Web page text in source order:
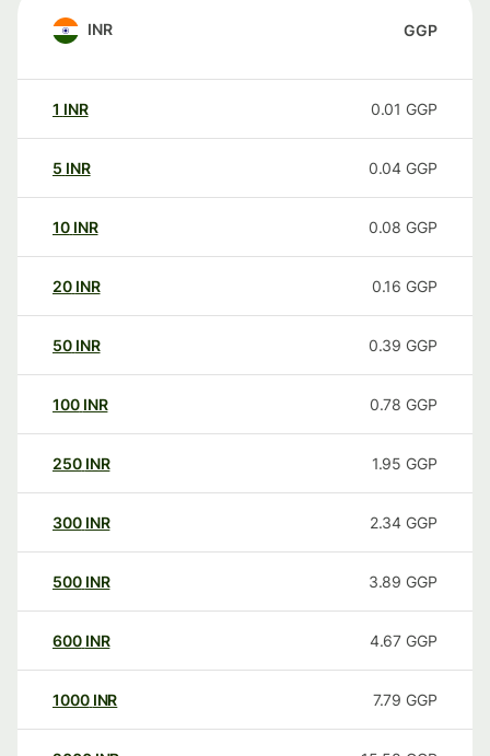
INR GGP
1 INR 0.01 GGP
5 INR 0.04 GGP
10 INR 0.08 GGP
20 INR 0.16 GGP
50 INR 0.39 GGP
100 INR 0.78 GGP
250 INR 1.95 GGP
300 INR 2.34 GGP
500 INR 3.89 GGP
600 INR 4.67 GGP
1000 INR 7.79 GGP